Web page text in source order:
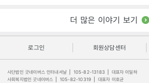
더 많은 이야기 보기
로그인 회원상담센터
사단법인 굿네이버스 인터내셔날 105-82-13183
대표자 이일하
사회복지법인 굿네이버스
105-82-10319 대표자 이호균